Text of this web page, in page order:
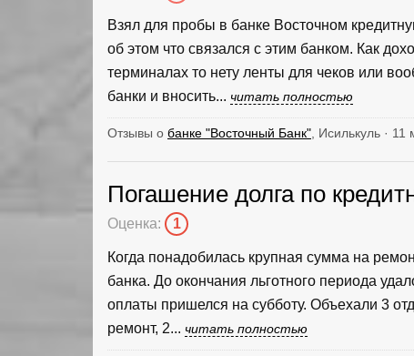
Взял для пробы в банке Восточном
об этом что связался с этим банком. Как
терминалах то нету ленты для чеков или
банки и вносить... читать полностью
Отзывы о банке "Восточный Банк" , Исилькуль ·
Погашение долга по
Оценка: 1
Когда понадобилась крупная сумма на
банка. До окончания льготного периода
оплаты пришелся на субботу. Объехали 3
ремонт, 2... читать полностью